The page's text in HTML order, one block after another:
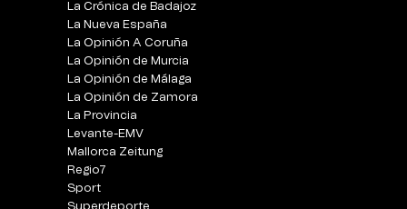
La Crónica de Badajoz
La Nueva España
La Opinión A Coruña
La Opinión de Murcia
La Opinión de Málaga
La Opinión de Zamora
La Provincia
Levante-EMV
Mallorca Zeitung
Regio7
Sport